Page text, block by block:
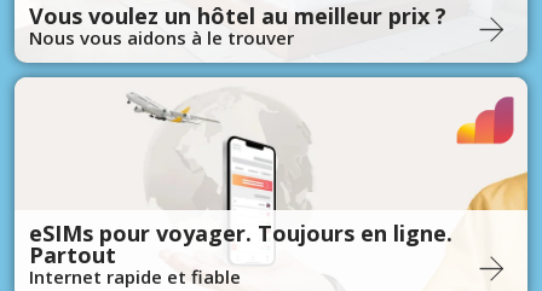
Vous voulez un hôtel au meilleur prix ?
Nous vous aidons à le trouver
eSIMs pour voyager. Toujours en ligne.
Partout
Internet rapide et fiable